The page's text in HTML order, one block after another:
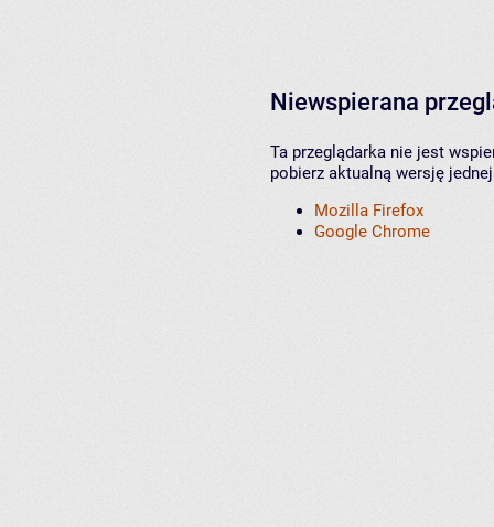
Niewspierana
Ta przeglądarka nie jest
pobierz aktualną wersję
Mozilla Firefox
Google Chrome